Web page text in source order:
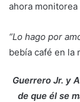
ahora
“Lo hago por
bebía café en la
Guerrero Jr. y
de que él se